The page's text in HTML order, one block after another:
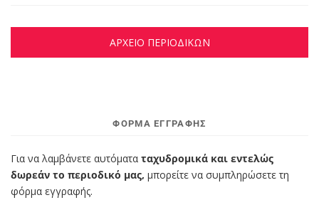
ΑΡΧΕΙΟ ΠΕΡΙΟΔΙΚΩΝ
ΦΌΡΜΑ ΕΓΓΡΑΦΉΣ
Για να λαμβάνετε αυτόματα ταχυδρομικά και εντελώς
δωρεάν το περιοδικό μας, μπορείτε να συμπληρώσετε τη
φόρμα εγγραφής.